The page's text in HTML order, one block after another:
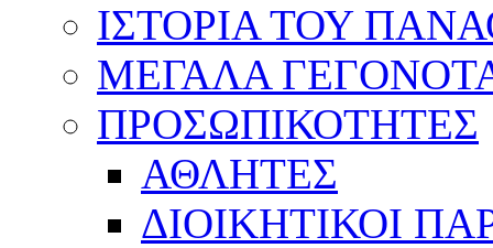
ΙΣΤΟΡΙΑ ΤΟΥ
ΜΕΓΑΛΑ
ΠΡΟΣΩΠΙΚΟΤΗΤΕΣ
ΑΘΛΗΤΕΣ
ΔΙΟΙΚΗΤΙΚΟΙ